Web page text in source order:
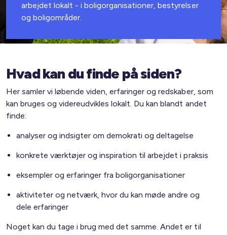
arbejdet lokalt - i boligorganisationer, bestyrelser
og boligområder.
Hvad kan du finde på siden?
Her samler vi løbende viden, erfaringer og redskaber, som
kan bruges og videreudvikles lokalt. Du kan blandt andet
finde:
analyser og indsigter om demokrati og deltagelse
konkrete værktøjer og inspiration til arbejdet i praksis
eksempler og erfaringer fra boligorganisationer
aktiviteter og netværk, hvor du kan møde andre og
dele erfaringer
Noget kan du tage i brug med det samme. Andet er til